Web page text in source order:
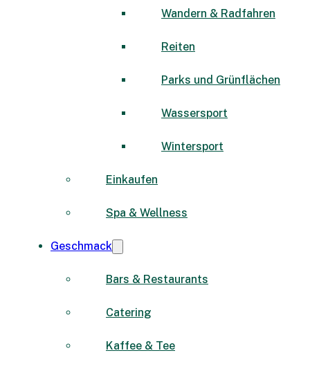
Wandern & Radfahren
Reiten
Parks und Grünflächen
Wassersport
Wintersport
Einkaufen
Spa & Wellness
Geschmack
Bars & Restaurants
Catering
Kaffee & Tee